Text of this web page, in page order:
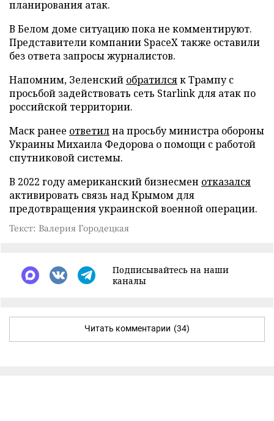
планирования атак.
В Белом доме ситуацию пока не комментируют.
Представители компании SpaceX также оставили
без ответа запросы журналистов.
Напомним, Зеленский обратилсяк Трампу с
просьбой задействовать сеть Starlink для атак по
российской территории.
Маск ранее ответилна просьбу министра обороны
Украины Михаила Федорова о помощи с работой
спутниковой системы.
В 2022 году американский бизнесмен отказался
активировать связь над Крымом для
предотвращения украинской военной операции.
Текст: Валерия Городецкая
Подписывайтесь на наши
каналы
Читать комментарии (34)